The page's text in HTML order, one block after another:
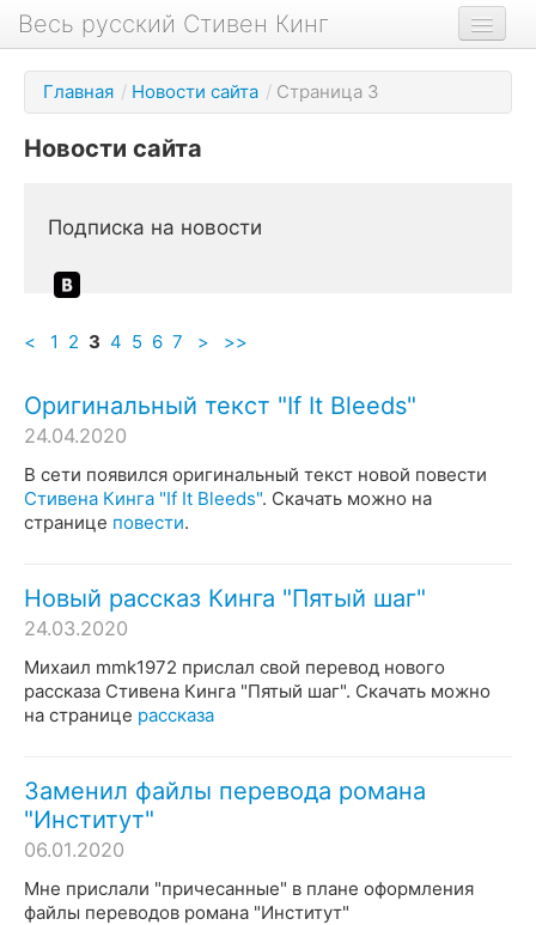
Весь русский Стивен Кинг
Книги
Фильмы
Аудиокниги
Биография
О проекте
Главная / Новости сайта / Страница 3
Новости сайта
Подписка на новости
< 1 2 3 4 5 6 7 > >>
Оригинальный текст "If It Bleeds"
24.04.2020
В сети появился оригинальный текст новой повести
Стивена Кинга "If It Bleeds". Скачать можно на
странице повести.
Новый рассказ Кинга "Пятый шаг"
24.03.2020
Михаил mmk1972 прислал свой перевод нового
рассказа Стивена Кинга "Пятый шаг". Скачать можно
на странице рассказа
Заменил файлы перевода романа
"Институт"
06.01.2020
Мне прислали "причесанные" в плане оформления
файлы переводов романа "Институт"